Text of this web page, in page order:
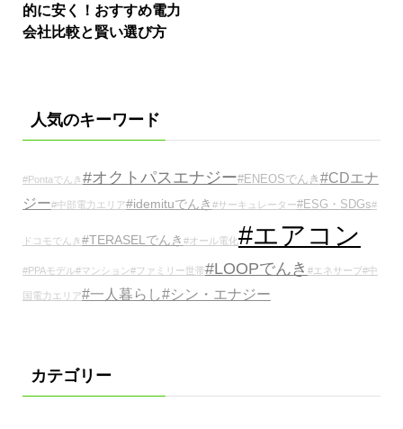
的に安く！おすすめ電力
会社比較と賢い選び方
人気のキーワード
#Pontaでんき #オクトパスエナジー#ENEOSでんき #CDエナ
ジー#中部電力エリア#idemituでんき #サーキュレーター#ESG・SDGs#
ドコモでんき #TERASELでんき #オール電化#エアコン
#PPAモデル#マンション#ファミリー世帯#LOOPでんき #エネサーブ#中
国電力エリア#一人暮らし#シン・エナジー
カテゴリー